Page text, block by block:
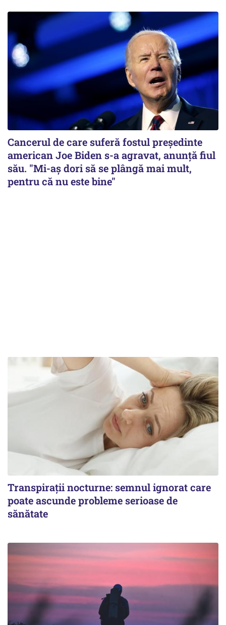
Cancerul de care suferă fostul preşedinte
american Joe Biden s-a agravat, anunță fiul
său. "Mi-aș dori să se plângă mai mult,
pentru că nu este bine"
Transpirații nocturne: semnul ignorat care
poate ascunde probleme serioase de
sănătate